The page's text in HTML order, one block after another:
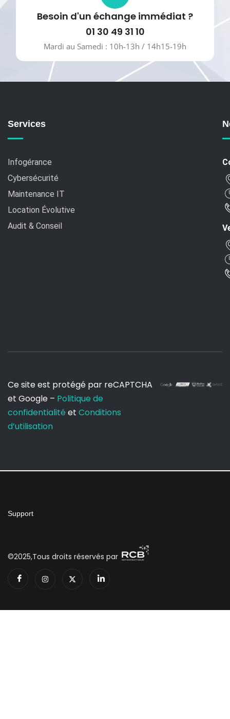
Besoin d'un échange immédiat ?
01 30 49 31 10
Mardi au Samedi : 10h-13h / 14h15-19h
Services
Infogérance
Cybersécurité
Maintenance IT
Location Évolutive
Audit & Conseil
Ce site est protégé par reCAPTCHA
et Google – Politique de
confidentialité et Conditions
d’utilisation
Support
©2025,Tous droits réservés par